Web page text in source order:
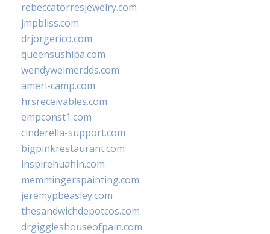
rebeccatorresjewelry.com
jmpbliss.com
drjorgerico.com
queensushipa.com
wendyweimerdds.com
ameri-camp.com
hrsreceivables.com
empconst1.com
cinderella-support.com
bigpinkrestaurant.com
inspirehuahin.com
memmingerspainting.com
jeremypbeasley.com
thesandwichdepotcos.com
drgiggleshouseofpain.com